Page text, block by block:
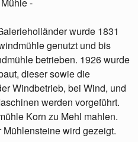
wurde 1831
genutzt und bis
betrieben. 1926 wurde
dieser sowie die
Windbetrieb, bei Wind, und
werden vorgeführt.
Korn zu Mehl mahlen.
wird gezeigt.